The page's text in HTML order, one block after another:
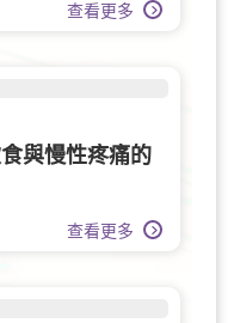
查看更多
與慢性疼痛的
查看更多